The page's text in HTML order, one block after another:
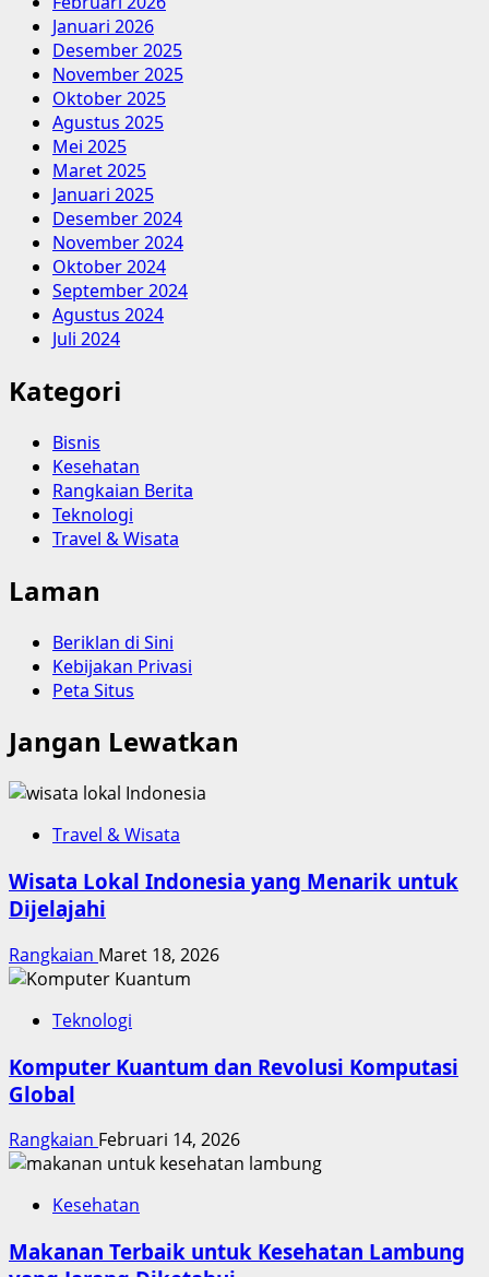
Januari 2026
Desember 2025
November 2025
Oktober 2025
Agustus 2025
Mei 2025
Maret 2025
Januari 2025
Desember 2024
November 2024
Oktober 2024
September 2024
Agustus 2024
Juli 2024
Kategori
Bisnis
Kesehatan
Rangkaian Berita
Teknologi
Travel & Wisata
Laman
Beriklan di Sini
Kebijakan Privasi
Peta Situs
Jangan Lewatkan
Travel & Wisata
Wisata Lokal Indonesia yang Menarik untuk
Dijelajahi
Rangkaian Maret 18, 2026
Teknologi
Komputer Kuantum dan Revolusi Komputasi
Global
Rangkaian Februari 14, 2026
Kesehatan
Makanan Terbaik untuk Kesehatan Lambung